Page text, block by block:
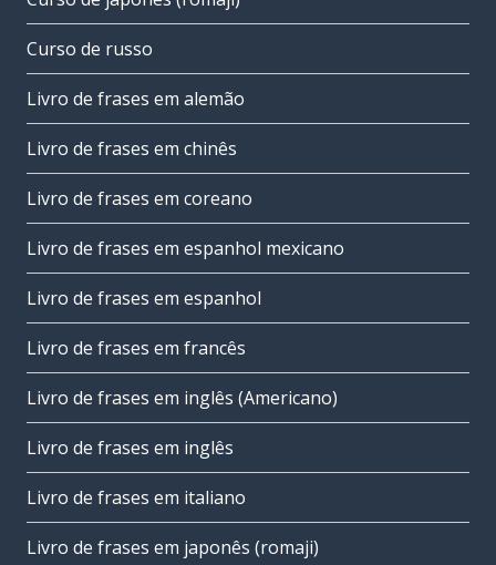
Curso de russo
Livro de frases em alemão
Livro de frases em chinês
Livro de frases em coreano
Livro de frases em espanhol mexicano
Livro de frases em espanhol
Livro de frases em francês
Livro de frases em inglês (Americano)
Livro de frases em inglês
Livro de frases em italiano
Livro de frases em japonês (romaji)